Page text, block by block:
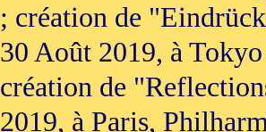
; création de
30 Août 2019, à
création de
2019, à Paris,